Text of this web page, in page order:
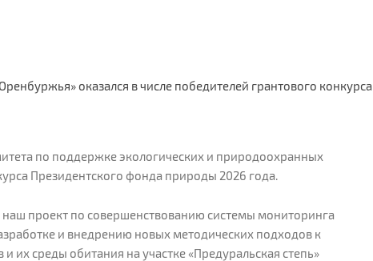
оказался в числе победителей грантового конкурса
по поддержке экологических и природоохранных
Президентского фонда природы 2026 года.
наш проект по совершенствованию системы мониторинга
и внедрению новых методических подходов к
их среды обитания на участке «Предуральская степь»